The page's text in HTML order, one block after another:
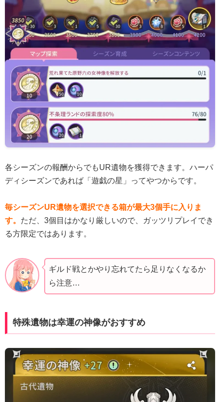
各シーズンの報酬からでもUR遺物を獲得できます。ハーパ
ディシーズンであれば「遊戯の星」ってやつからです。
毎シーズンUR遺物を選択できる箱が最大3個手に入りま
す。 ただ、3個目はかなり厳しいので、ガッツリプレイでき
る方限定ではあります。
ギルド戦とかやり忘れてたら足りなくなるか
ら注意…
特殊遺物は幸運の神像がおすすめ